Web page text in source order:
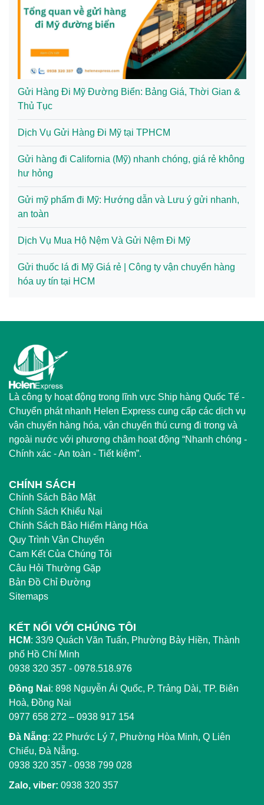
Gửi Hàng Đi Mỹ Đường Biển: Bảng Giá, Thời Gian &
Thủ Tục
Dịch Vụ Gửi Hàng Đi Mỹ tại TPHCM
Gửi hàng đi California (Mỹ) nhanh chóng, giá rẻ không
hư hỏng
Gửi mỹ phẩm đi Mỹ: Hướng dẫn và Lưu ý gửi nhanh,
an toàn
Dịch Vụ Mua Hộ Nệm Và Gửi Nệm Đi Mỹ
Gửi thuốc lá đi Mỹ Giá rẻ | Công ty vận chuyển hàng
hóa uy tín tại HCM
Là công ty hoạt động trong lĩnh vực Ship hàng Quốc Tế -
Chuyển phát nhanh Helen Express cung cấp các dịch vụ
vận chuyển hàng hóa, vận chuyển thú cưng đi trong và
ngoài nước với phương châm hoạt động “Nhanh chóng -
Chính xác - An toàn - Tiết kiệm”.
CHÍNH SÁCH
Chính Sách Bảo Mật
Chính Sách Khiếu Nại
Chính Sách Bảo Hiểm Hàng Hóa
Quy Trình Vận Chuyển
Cam Kết Của Chúng Tôi
Câu Hỏi Thường Gặp
Bản Đồ Chỉ Đường
Sitemaps
KẾT NỐI VỚI CHÚNG TÔI
HCM: 33/9 Quách Văn Tuấn, Phường Bảy Hiền, Thành
phố Hồ Chí Minh
0938 320 357 - 0978.518.976
Đồng Nai: 898 Nguyễn Ái Quốc, P. Trảng Dài, TP. Biên
Hoà, Đồng Nai
0977 658 272 – 0938 917 154
Đà Nẵng: 22 Phước Lý 7, Phường Hòa Minh, Q Liên
Chiểu, Đà Nẵng.
0938 320 357 - 0938 799 028
Zalo, viber: 0938 320 357